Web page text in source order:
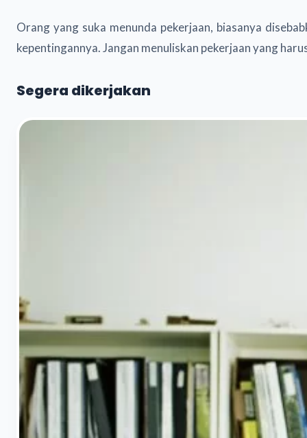
Orang yang suka menunda pekerjaan, biasanya
kepentingannya. Jangan menuliskan pekerjaan yang
Segera dikerjakan